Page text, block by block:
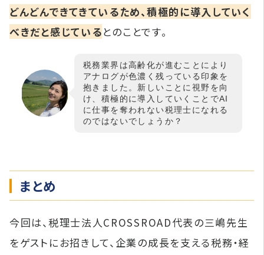
どんどんできてきているため、積極的に導入していく
べきだと感じているとのことです。
税務業界は高齢化が進むことにより
アナログが色濃く残っている印象を
抱きました。新しいことに視野を向
け、積極的に導入していくことでAI
に仕事を奪われない税理士になれる
のではないでしょうか？
まとめ
今回は、税理士法人CROSSROAD代表の三嶋先生
をゲストにお招きして、企業の成長を支える税務・経